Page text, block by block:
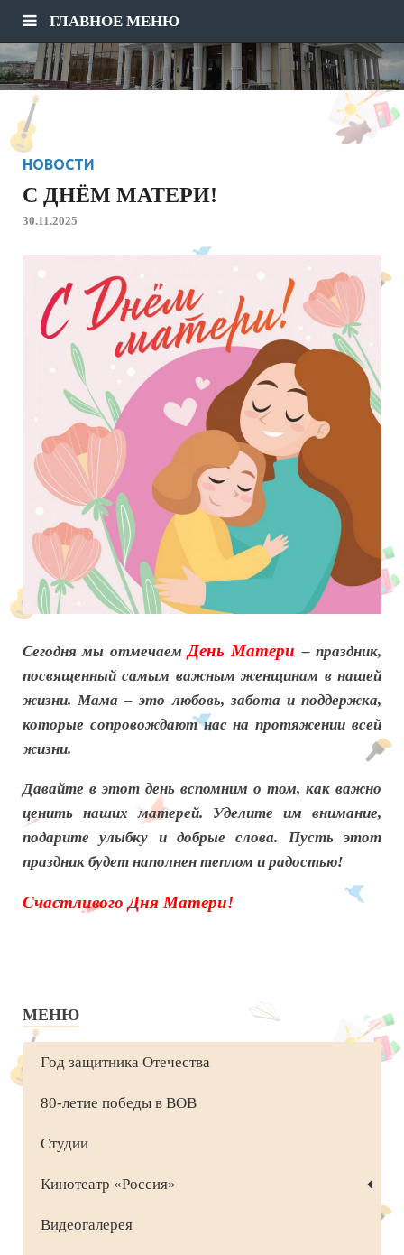
ГЛАВНОЕ МЕНЮ
НОВОСТИ
С ДНЁМ МАТЕРИ!
30.11.2025
Сегодня мы отмечаем День Матери– праздник,
посвященный самым важным женщинам в нашей
жизни. Мама – это любовь, забота и поддержка,
которые сопровождают нас на протяжении всей
жизни.
Давайте в этот день вспомним о том, как важно
ценить наших матерей. Уделите им внимание,
подарите улыбку и добрые слова. Пусть этот
праздник будет наполнен теплом и радостью!
Счастливого Дня Матери!
МЕНЮ
Год защитника Отечества
80-летие победы в ВОВ
Студии
Кинотеатр «Россия»
Видеогалерея